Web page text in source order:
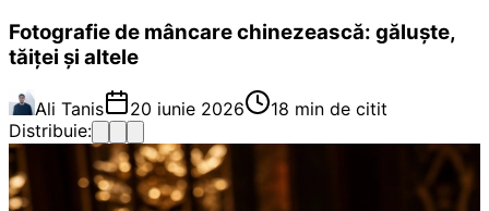
Fotografie de mâncare chinezească: găluște,
tăiței și altele
Ali Tanis 20 iunie 2026
18 min de citit
Distribuie: